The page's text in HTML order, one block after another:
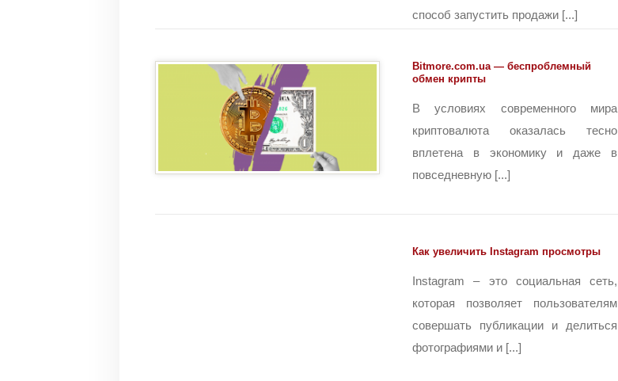
способ запустить продажи [...]
Bitmore.com.ua — беспроблемный
обмен крипты
В условиях современного мира
криптовалюта оказалась тесно
вплетена в экономику и даже в
повседневную [...]
Как увеличить Instagram просмотры
Instagram – это социальная сеть,
которая позволяет пользователям
совершать публикации и делиться
фотографиями и [...]